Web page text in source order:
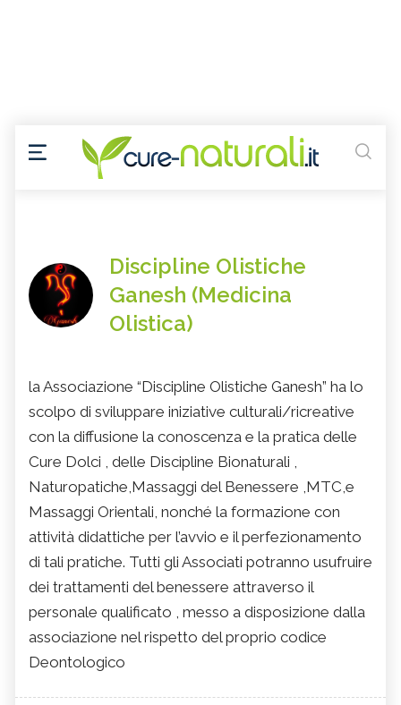
Discipline Olistiche
Ganesh (Medicina
Olistica)
la Associazione “Discipline Olistiche Ganesh” ha lo
scolpo di sviluppare iniziative culturali/ricreative
con la diffusione la conoscenza e la pratica delle
Cure Dolci , delle Discipline Bionaturali ,
Naturopatiche,Massaggi del Benessere ,MTC,e
Massaggi Orientali, nonché la formazione con
attività didattiche per l’avvio e il perfezionamento
di tali pratiche. Tutti gli Associati potranno usufruire
dei trattamenti del benessere attraverso il
personale qualificato , messo a disposizione dalla
associazione nel rispetto del proprio codice
Deontologico